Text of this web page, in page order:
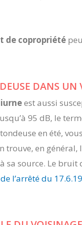
de copropriété
DANS UN
est aussi
95 dB, le
en été,
trouve, en général,
source. Le bruit
l’arrêté du